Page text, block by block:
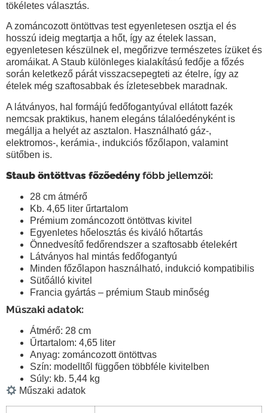
tökéletes választás.
Azománcozott öntöttvas testegyenletesen osztja el és
hosszú ideig megtartja a hőt, így az ételek lassan,
egyenletesen készülnek el, megőrizve természetes ízüket és
aromáikat. A Staub különleges kialakítású fedője a főzés
során keletkező párát visszacsepegteti az ételre, így az
ételek még szaftosabbak és ízletesebbek maradnak.
A látványos, hal formájú fedőfogantyúval ellátott fazék
nemcsak praktikus, hanem elegáns tálalóedényként is
megállja a helyét az asztalon. Használható gáz-,
elektromos-, kerámia-, indukciós főzőlapon, valamint
sütőben is.
Staub öntöttvas főzőedényfőbb jellemzői:
28 cm átmérő
Kb. 4,65 liter űrtartalom
Prémium zománcozott öntöttvas kivitel
Egyenletes hőelosztás és kiváló hőtartás
Önnedvesítő fedőrendszer a szaftosabb ételekért
Látványos hal mintás fedőfogantyú
Minden főzőlapon használható, indukció kompatibilis
Sütőálló kivitel
Francia gyártás – prémium Staub minőség
Műszaki adatok:
Átmérő: 28 cm
Űrtartalom: 4,65 liter
Anyag: zománcozott öntöttvas
Szín: modelltől függően többféle kivitelben
Súly: kb. 5,44 kg
Műszaki adatok